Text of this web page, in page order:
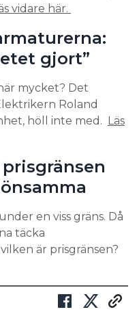
vidare här.
gjort”
mycket? Det
Roland
höll inte med.
Läs
en viss gräns. Då
täcka
är prisgränsen?